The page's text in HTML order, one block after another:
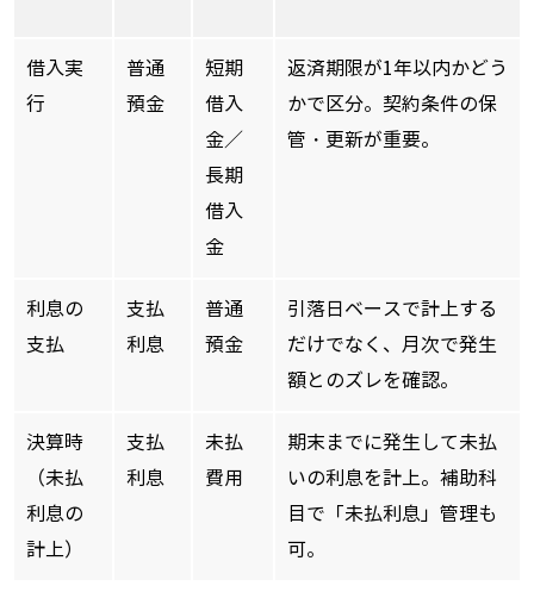
借入実
行
普通
預金
短期
借入
金／
長期
借入
金
返済期限が1年以内かどう
かで区分。契約条件の保
管・更新が重要。
利息の
支払
支払
利息
普通
預金
引落日ベースで計上する
だけでなく、月次で発生
額とのズレを確認。
決算時
（未払
利息の
計上）
支払
利息
未払
費用
期末までに発生して未払
いの利息を計上。補助科
目で「未払利息」管理も
可。